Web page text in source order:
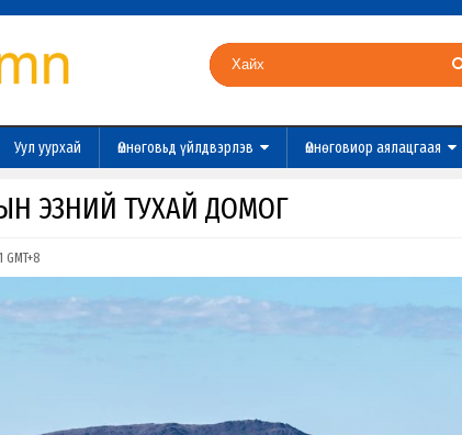
Уул уурхай Өмнөговьд үйлдвэрлэв Өмнөговиор аялацгаая
ЭЗНИЙ ТУХАЙ ДОМОГ